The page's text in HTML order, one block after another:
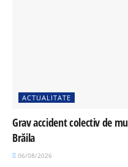
ACTUALITATE
Grav accident colectiv de
Brăila
06/08/2026